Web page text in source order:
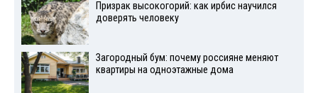
Призрак высокогорий: как ирбис научился
доверять человеку
Загородный бум: почему россияне меняют
квартиры на одноэтажные дома